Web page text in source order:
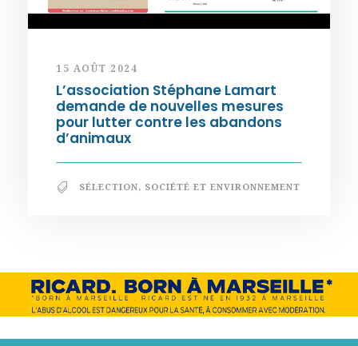
15 AOÛT 2024
L’association Stéphane Lamart
demande de nouvelles mesures
pour lutter contre les abandons
d’animaux
SÉLECTION, SOCIÉTÉ ET ENVIRONNEMENT